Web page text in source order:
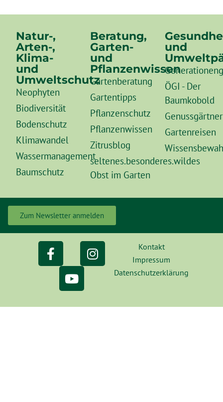
Natur-,
Arten-,
Klima-
und
Umweltschutz
Neophyten
Biodiversität
Bodenschutz
Klimawandel
Wassermanagement
Baumschutz
Beratung,
Garten-
und
Pflanzenwissen
Gartenberatung
Gartentipps
Pflanzenschutz
Pflanzenwissen
Zitrusblog
seltenes.besonderes.wildes
Obst im Garten
und
ÖGI - Der
Baumkobold
Gartenreisen
Zum Newsletter anmelden
Kontakt
Impressum
Datenschutzerklärung